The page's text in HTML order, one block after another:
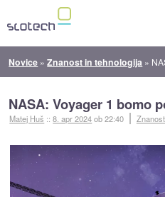
Novice »Znanost in tehnologija »
NASA: Voyager 1 bomo
Matej Huš ::8. apr 2024ob 22:40